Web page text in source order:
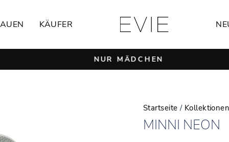
KÄUFER
Pause
NUR MÄDCHEN
Startseite / Kollektionen
MINNI NEON